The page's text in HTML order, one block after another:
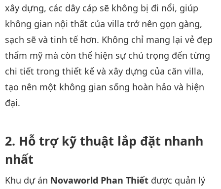
xây dựng, các dây cáp sẽ không bị đi nổi, giúp
không gian nội thất của villa trở nên gọn gàng,
sạch sẽ và tinh tế hơn. Không chỉ mang lại vẻ đẹp
thẩm mỹ mà còn thể hiện sự chú trọng đến từng
chi tiết trong thiết kế và xây dựng của căn villa,
tạo nên một không gian sống hoàn hảo và hiện
đại.
Hỗ trợ kỹ thuật lắp đặt nhanh
nhất
Khu dự án Novaworld Phan Thiết được quản lý